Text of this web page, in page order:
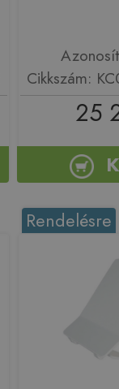
Cikkszám:
25
Rendelésre